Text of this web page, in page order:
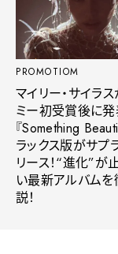
PROMOTIOM
マイリー・サイラ
ミー初受賞後に
『Something
ラックス版がサプ
リース！“進化”が
い最新アルバム
説！